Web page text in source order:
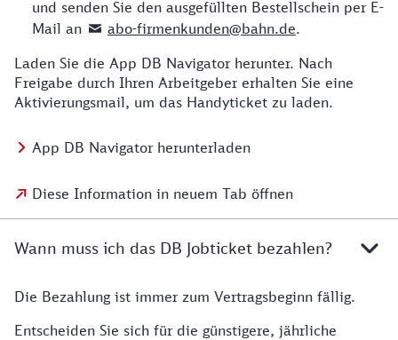
und senden Sie den ausgefüllten Bestellschein per E-
Mail an
abo-firmenkunden@bahn.de.
Laden Sie die App DB Navigator herunter. Nach
Freigabe durch Ihren Arbeitgeber erhalten Sie eine
Aktivierungsmail, um das Handyticket zu laden.
App DB Navigator herunterladen
Diese Information in neuem Tab öffnen
Wann muss ich das DB Jobticket bezahlen?
Die Bezahlung ist immer zum Vertragsbeginn fällig.
Entscheiden Sie sich für die günstigere, jährliche